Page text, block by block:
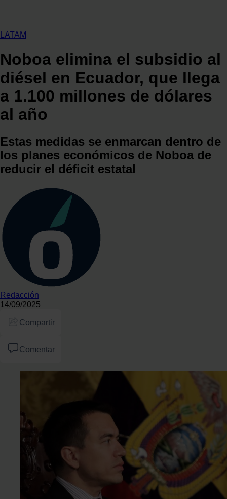
LATAM
Noboa elimina el subsidio al
diésel en Ecuador, que llega
a 1.100 millones de dólares
al año
Estas medidas se enmarcan dentro de
los planes económicos de Noboa de
reducir el déficit estatal
Redacción
14/09/2025
Compartir
Comentar